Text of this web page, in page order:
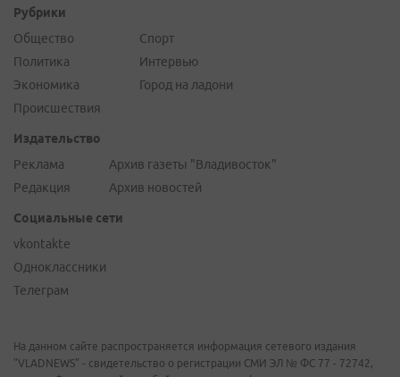
Рубрики
Общество
Политика
Экономика
Происшествия
Спорт
Интервью
Город на ладони
Издательство
Реклама
Редакция
Архив газеты "Владивосток"
Архив новостей
Социальные сети
vkontakte
Одноклассники
Телеграм
На данном сайте распространяется информация сетевого издания
"VLADNEWS" - свидетельство о регистрации СМИ ЭЛ № ФС 77 - 72742,